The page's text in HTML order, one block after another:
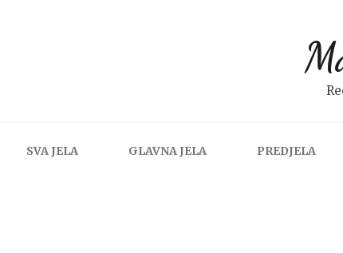
SVA JELA GLAVNA JELA PREDJELA